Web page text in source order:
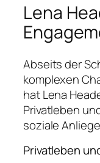
Lena
Abseits der
komplexen
hat Lena
Privatleben
soziale
Privatleben